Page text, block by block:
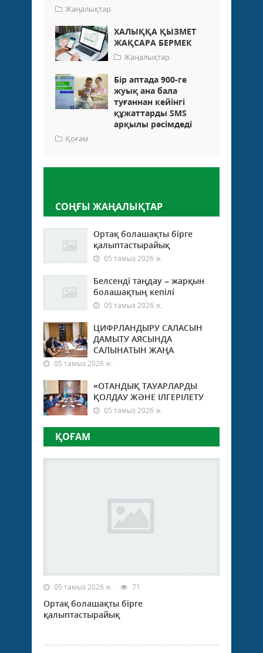
Жаңалықтар
ХАЛЫҚҚА ҚЫЗМЕТ
ЖАҚСАРА БЕРМЕК
Жаңалықтар
Бір аптада 900-ге
жуық ана бала
туғаннан кейінгі
құжаттарды SMS
арқылы рәсімдеді
Қоғам
СОҢҒЫ ЖАҢАЛЫҚТАР
Ортақ болашақты бірге
қалыптастырайық
05 тамыз 2026 ж.
Белсенді таңдау – жарқын
болашақтың кепілі
05 тамыз 2026 ж.
ЦИФРЛАНДЫРУ САЛАСЫН
ДАМЫТУ АЯСЫНДА
САЛЫНАТЫН ЖАҢА
05 тамыз 2026 ж.
«ОТАНДЫҚ ТАУАРЛАРДЫ
ҚОЛДАУ ЖӘНЕ ІЛГЕРІЛЕТУ
05 тамыз 2026 ж.
ҚОҒАМ
05 тамыз 2026 ж. 71
Ортақ болашақты бірге
қалыптастырайық